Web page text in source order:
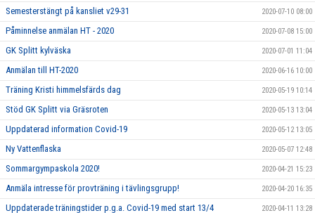
Semesterstängt på kansliet v29-31 2020-07-10 08:00
Påminnelse anmälan HT - 2020 2020-07-08 15:00
GK Splitt kylväska 2020-07-01 11:04
Anmälan till HT-2020 2020-06-16 10:00
Träning Kristi himmelsfärds dag 2020-05-19 10:14
Stöd GK Splitt via Gräsroten 2020-05-13 13:04
Uppdaterad information Covid-19 2020-05-12 13:05
Ny Vattenflaska 2020-05-07 12:48
Sommargympaskola 2020! 2020-04-21 15:23
Anmäla intresse för provträning i tävlingsgrupp! 2020-04-20 16:35
Uppdaterade träningstider p.g.a. Covid-19 med start 13/4 2020-04-11 13:28